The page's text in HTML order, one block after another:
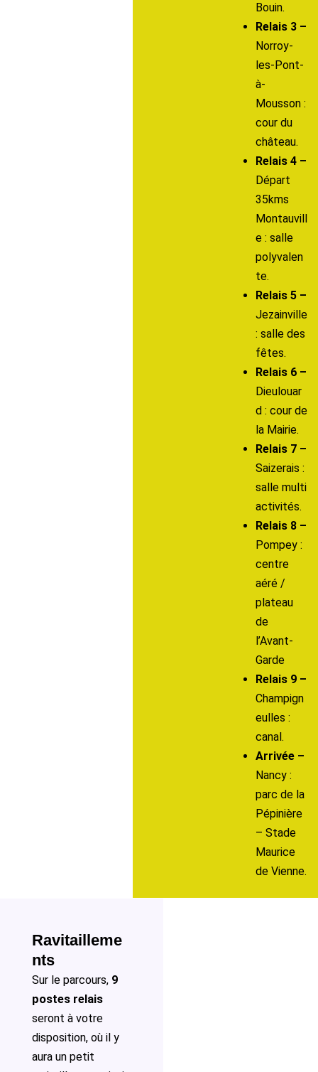
Bouin.
Relais 3 –
Norroy-
les-Pont-
à-
Mousson :
cour du
château.
Relais 4 –
Départ
35kms
Montauvill
e : salle
polyvalen
te.
Relais 5 –
Jezainville
: salle des
fêtes.
Relais 6 –
Dieulouar
d : cour de
la Mairie.
Relais 7 –
Saizerais :
salle multi
activités.
Relais 8 –
Pompey :
centre
aéré /
plateau
de
l’Avant-
Garde
Relais 9 –
Champign
eulles :
canal.
Arrivée –
Nancy :
parc de la
Pépinière
– Stade
Maurice
de Vienne.
Ravitailleme
nts
Sur le parcours, 9
postes relais
seront à votre
disposition, où il y
aura un petit